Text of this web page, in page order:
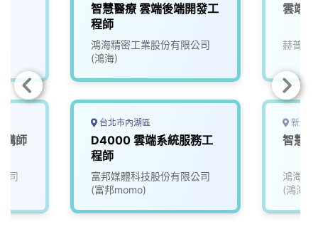
構師
司
智慧醫療 雲端後端開發工
程師
鴻海精密工業股份有限公司
(鴻海)
台北市內湖區
D4000 雲端系統服務工
程師
富邦媒體科技股份有限公司
(富邦momo)
雲端
赫普電
新北
智慧
鴻海精
(鴻海)